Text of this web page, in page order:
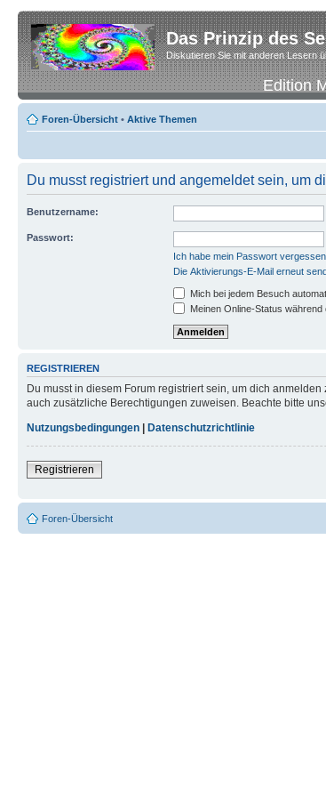
Das Prinzip des
Diskutieren Sie mit anderen Lesern
Edition
Foren-Übersicht • Aktive Themen
Du musst registriert und angemeldet sein, um
Benutzername:
Passwort:
Ich habe mein Passwort vergessen
Die Aktivierungs-E-Mail erneut
Mich bei jedem Besuch
Meinen Online-Status
REGISTRIEREN
Du musst in diesem Forum registriert sein, um dich
auch zusätzliche Berechtigungen zuweisen. Beachte bitte
Nutzungsbedingungen
Datenschutzrichtlinie
Registrieren
Foren-Übersicht